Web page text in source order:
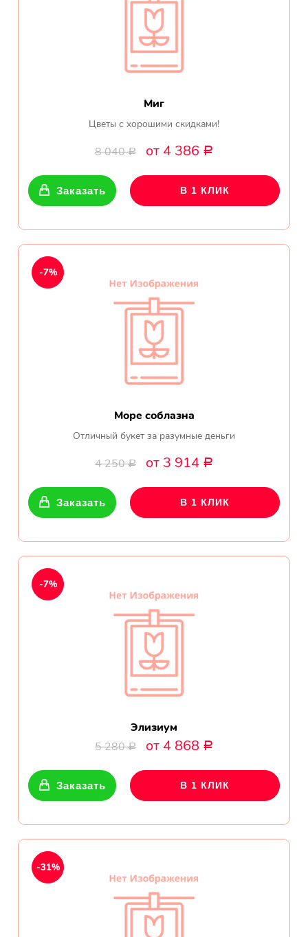
Миг
Цветы с хорошими скидками!
8 040Р от 4 386 Р
Заказать В 1 КЛИК
Море соблазна
Отличный букет за разумные деньги
4 250Р от 3 914 Р
-7%
Заказать В 1 КЛИК
Элизиум
5 280Р от 4 868 Р
-7%
Заказать В 1 КЛИК
-31%